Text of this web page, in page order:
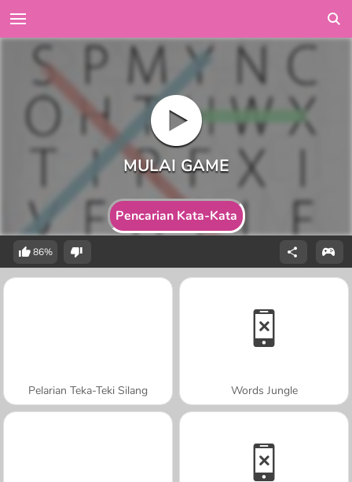
Pencarian Kata-Kata
86%
Pelarian Teka-Teki Silang Words Jungle